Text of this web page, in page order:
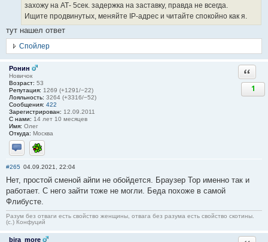
захожу на АТ- 5сек. задержка на заставку, правда не всегда.
Ищите продвинутых, меняйте IP-адрес и читайте спокойно как я.
тут нашел ответ
Спойлер
Ронин
Новичок
Возраст: 53
Репутация: 1269 (+1291/−22)
Лояльность: 3264 (+3316/−52)
Сообщения: 422
Зарегистрирован: 12.09.2011
С нами: 14 лет 10 месяцев
Имя: Олег
Откуда: Москва
Отправить личное сообщение
ICQ
1
#265 04.09.2021, 22:04
Нет, простой сменой айпи не обойдется. Браузер Тор именно так и
работает. С него зайти тоже не могли. Беда похоже в самой
Флибусте.
Разум без отваги есть свойство женщины, отвага без разума есть свойство скотины.
(с.) Конфуций
bira_more